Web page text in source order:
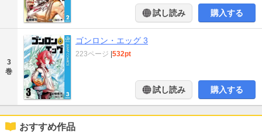
試し読み 購入する
3
巻
ゴンロン・エッグ 3
223ページ 532pt
試し読み 購入する
おすすめ作品